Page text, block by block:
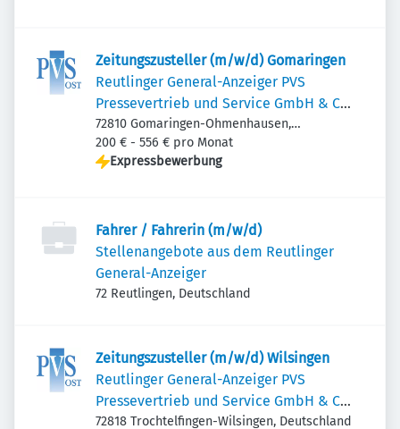
Zeitungszusteller (m/w/d) Gomaringen
Reutlinger General-Anzeiger PVS
Pressevertrieb und Service GmbH & Co.
KG Ost
72810 Gomaringen-Ohmenhausen,
Deutschland
200 € - 556 € pro Monat
Expressbewerbung
Fahrer / Fahrerin (m/w/d)
Stellenangebote aus dem Reutlinger
General-Anzeiger
72 Reutlingen, Deutschland
Zeitungszusteller (m/w/d) Wilsingen
Reutlinger General-Anzeiger PVS
Pressevertrieb und Service GmbH & Co.
KG Ost
72818 Trochtelfingen-Wilsingen, Deutschland